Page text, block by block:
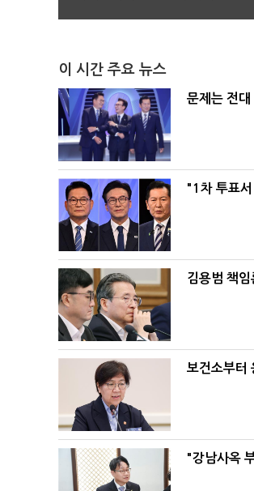
이 시간 주요 뉴스
문제는 전
"1차 투표
김용범 책
보건소부터
"강남사옥